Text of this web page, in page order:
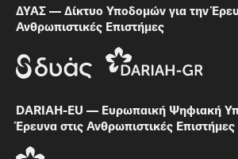
ΔΥΑΣ — Δίκτυο Υποδομών για την
Ανθρωπιστικές Επιστήμες
DARIAH-EU — Ευρωπαική Ψηφιακή
Έρευνα στις Ανθρωπιστικές Επιστήμες